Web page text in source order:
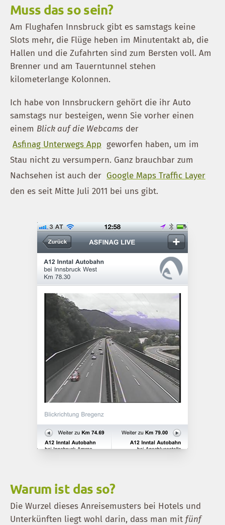
Muss das so sein?
Am Flughafen Innsbruck gibt es samstags keine
Slots mehr, die Flüge heben im Minutentakt ab, die
Hallen und die Zufahrten sind zum Bersten voll. Am
Brenner und am Tauerntunnel stehen
kilometerlange Kolonnen.
Ich habe von Innsbruckern gehört die ihr Auto
samstags nur besteigen, wenn Sie vorher einen
einem Blick auf die Webcams der
Asfinag Unterwegs App geworfen haben, um im
Stau nicht zu versumpern. Ganz brauchbar zum
Nachsehen ist auch der Google Maps Traffic Layer
den es seit Mitte Juli 2011 bei uns gibt.
Warum ist das so?
Die Wurzel dieses Anreisemusters bei Hotels und
Unterkünften liegt wohl darin, dass man mit fünf